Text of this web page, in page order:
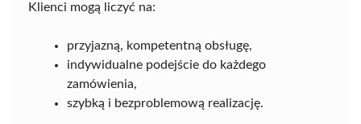
Klienci mogą liczyć na:
przyjazną, kompetentną obsługę,
indywidualne podejście do każdego
zamówienia,
szybką i bezproblemową realizację.